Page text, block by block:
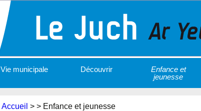
Vie municipale Découvrir
Enfance et
jeunesse
Accueil > > Enfance et jeunesse